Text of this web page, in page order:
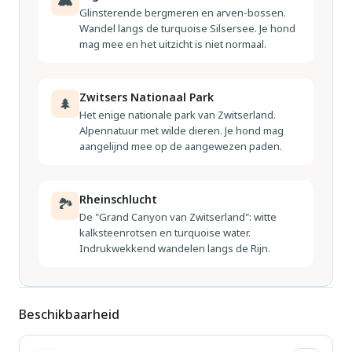
sneeuwomstandigheden). Het vakantiedorp is autovrij.
Glinsterende bergmeren en arven-bossen.
Wandel langs de turquoise Silsersee. Je hond
mag mee en het uitzicht is niet normaal.
🌲 Zwitsers Nationaal Park
Het enige nationale park van Zwitserland.
Alpennatuur met wilde dieren. Je hond mag
aangelijnd mee op de aangewezen paden.
🏞 Rheinschlucht
De "Grand Canyon van Zwitserland": witte
kalksteenrotsen en turquoise water.
Indrukwekkend wandelen langs de Rijn.
Beschikbaarheid